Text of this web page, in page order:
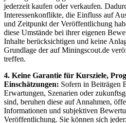
jederzeit kaufen oder verkaufen.
Interessenkonflikte, die Einfluss auf
und Zeitpunkt der Veröffentlichung
diese Umstände bei ihrer eigenen
Inhalte berücksichtigen und keine
Grundlage der auf Miningscout.de
treffen.
4. Keine Garantie für Kursziele,
Einschätzungen: Sofern in Beiträgen
Erwartungen, Szenarien oder
sind, beruhen diese auf Annahmen,
Informationen und subjektiven
Veröffentlichung. Sie können sich